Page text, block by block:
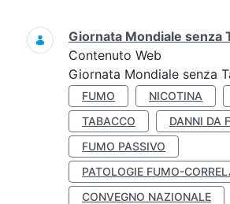
Ricerca
Giornata Mondiale senza
Contenuto Web
Giornata Mondiale senza
FUMO NICOTINA
TABACCO
DANNI DA
FUMO PASSIVO
PATOLOGIE FUMO-
CONVEGNO NAZIONALE